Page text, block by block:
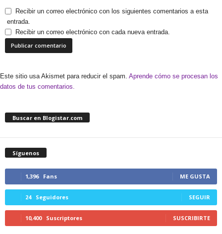
Recibir un correo electrónico con los siguientes comentarios a esta
entrada.
Recibir un correo electrónico con cada nueva entrada.
Este sitio usa Akismet para reducir el spam. Aprende cómo se procesan los
datos de tus comentarios.
Buscar en Blogistar.com
Síguenos
1,396 Fans ME GUSTA
24 Seguidores SEGUIR
10,400 Suscriptores SUSCRIBIRTE